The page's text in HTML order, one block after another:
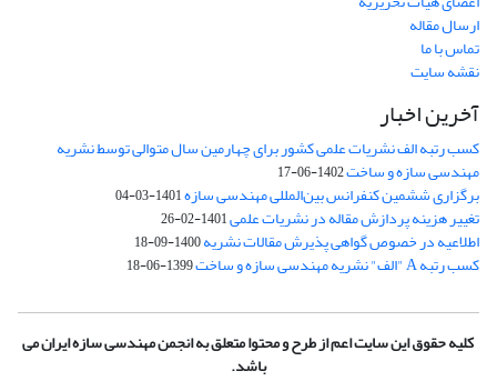
ارسال مقاله
تماس با ما
نقشه سایت
آخرین اخبار
کسب رتبه الف نشریات علمی کشور برای چهارمین سال متوالی توسط نشریه
مهندسی سازه و ساخت1402-06-17
برگزاری ششمین کنفرانس بین‌المللی مهندسی سازه1401-03-04
تغییر هزینه پردازش مقاله در نشریات علمی1401-02-26
اطلاعیه در خصوص گواهی پذیرش مقالات نشریه1400-09-18
کسب رتبه A "الف" نشریه مهندسی سازه و ساخت 1399-06-18
کلیه حقوق این سایت اعم از طرح و محتوا متعلق به انجمن مهندسی سازه ایران می
باشد.